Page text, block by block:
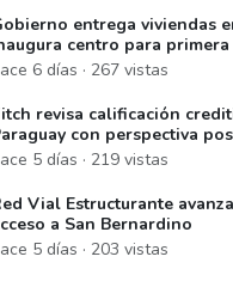
entrega viviendas
centro para
6 días · 267 vistas
revisa calificación
con perspectiva
5 días · 219 vistas
Vial Estructurante
a San Bernardino
5 días · 203 vistas